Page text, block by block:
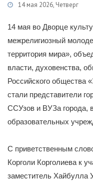
14 мая 2026, Четверг
14 мая во Дворце
межрелигиозный
территория мира»,
власти, духовенства,
Российского общества
стали представители
ССУзов и ВУЗа города,
образовательных
С приветственным
Корголи Корголиева к
заместитель Хайбулла